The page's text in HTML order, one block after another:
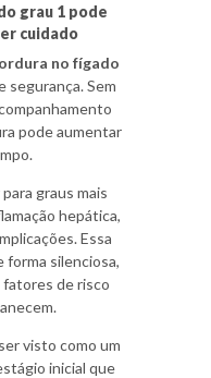
grau 1 pode
cuidado
no fígado
segurança. Sem
pode aumentar
graus mais
hepática,
Essa
silenciosa,
de risco
visto como um
inicial que